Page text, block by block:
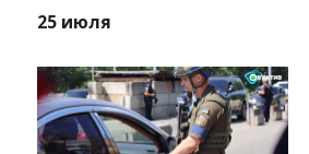
25 июля